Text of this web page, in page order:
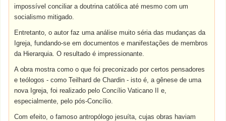
impossível conciliar a doutrina católica até mesmo com um
socialismo mitigado.
Entretanto, o autor faz uma análise muito séria das mudanças da
Igreja, fundando-se em documentos e manifestações de membros
da Hierarquia. O resultado é impressionante.
A obra mostra como o que foi preconizado por certos pensadores
e teólogos - como Teilhard de Chardin - isto é, a gênese de uma
nova Igreja, foi realizado pelo Concílio Vaticano II e,
especialmente, pelo pós-Concílio.
Com efeito, o famoso antropólogo jesuíta, cujas obras haviam